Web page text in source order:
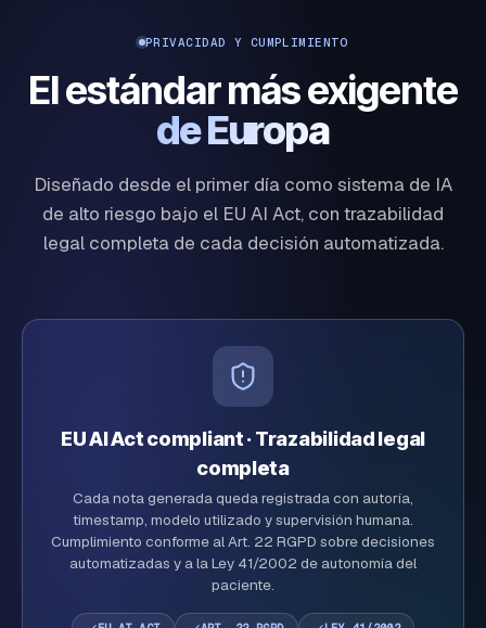
PRIVACIDAD Y CUMPLIMIENTO
El estándar más exigente
de Europa
Diseñado desde el primer día como sistema de IA
de alto riesgo bajo el EU AI Act, con trazabilidad
legal completa de cada decisión automatizada.
EU AI Act compliant · Trazabilidad legal
completa
Cada nota generada queda registrada con autoría,
timestamp, modelo utilizado y supervisión humana.
Cumplimiento conforme al Art. 22 RGPD sobre decisiones
automatizadas y a la Ley 41/2002 de autonomía del
paciente.